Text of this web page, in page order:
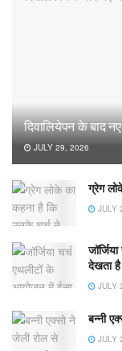
दिवालियेपन के बाद
JULY 29, 2026
ग्रेग
JULY
देखता है
JULY
बन्नी
JULY